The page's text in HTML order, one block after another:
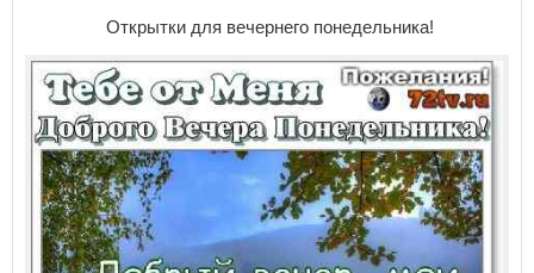
Открытки для вечернего понедельника!